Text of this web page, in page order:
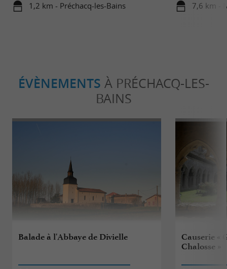
1,2 km - Préchacq-les-Bains 7,6 km -
ÉVÈNEMENTS À PRÉCHACQ-LES-
BAINS
Balade à l'Abbaye de Divielle
Causerie «
Chalosse »